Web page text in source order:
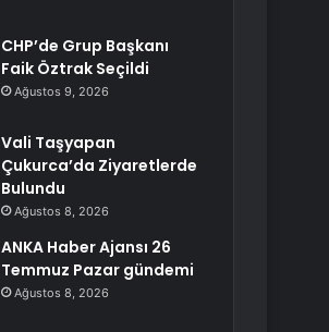
CHP’de Grup Başkanı
Faik Öztrak Seçildi
Ağustos 9, 2026
Vali Taşyapan
Çukurca’da Ziyaretlerde
Bulundu
Ağustos 8, 2026
ANKA Haber Ajansı 26
Temmuz Pazar gündemi
Ağustos 8, 2026